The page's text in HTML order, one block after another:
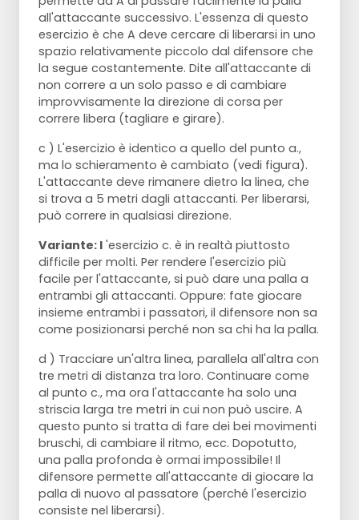
all'attaccante successivo. L'essenza di questo
esercizio è che A deve cercare di liberarsi in uno
spazio relativamente piccolo dal difensore che
la segue costantemente. Dite all'attaccante di
non correre a un solo passo e di cambiare
improvvisamente la direzione di corsa per
correre libera (tagliare e girare).
c ) L'esercizio è identico a quello del punto a.,
ma lo schieramento è cambiato (vedi figura).
L'attaccante deve rimanere dietro la linea, che
si trova a 5 metri dagli attaccanti. Per liberarsi,
può correre in qualsiasi direzione.
Variante: l 'esercizio c. è in realtà piuttosto
difficile per molti. Per rendere l'esercizio più
facile per l'attaccante, si può dare una palla a
entrambi gli attaccanti. Oppure: fate giocare
insieme entrambi i passatori, il difensore non sa
come posizionarsi perché non sa chi ha la palla.
d ) Tracciare un'altra linea, parallela all'altra con
tre metri di distanza tra loro. Continuare come
al punto c., ma ora l'attaccante ha solo una
striscia larga tre metri in cui non può uscire. A
questo punto si tratta di fare dei bei movimenti
bruschi, di cambiare il ritmo, ecc. Dopotutto,
una palla profonda è ormai impossibile! Il
difensore permette all'attaccante di giocare la
palla di nuovo al passatore (perché l'esercizio
consiste nel liberarsi).